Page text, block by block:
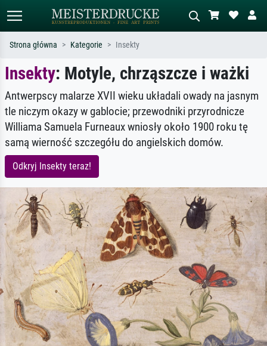
Wyszukiwanie standardowe Wyszukiwanie obrazów AI
Monet, Gwiaździsta noc,
impresjonizm, fala Hokusaia, akt.
abstrakcja z czerwienią, ciemny olej,
stojący akt obok drzewa.
Strona główna Kategorie Insekty
Insekty: Motyle, chrząszcze i ważki
Antwerpscy malarze XVII wieku układali owady na jasnym
tle niczym okazy w gablocie; przewodniki przyrodnicze
Williama Samuela Furneaux wniosły około 1900 roku tę
samą wierność szczegółu do angielskich domów.
Odkryj Insekty teraz!